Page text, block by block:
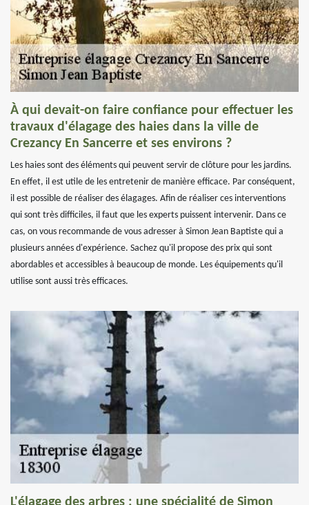
À qui devait-on faire confiance pour effectuer les
travaux d'élagage des haies dans la ville de
Crezancy En Sancerre et ses environs ?
Les haies sont des éléments qui peuvent servir de clôture pour les jardins.
En effet, il est utile de les entretenir de manière efficace. Par conséquent,
il est possible de réaliser des élagages. Afin de réaliser ces interventions
qui sont très difficiles, il faut que les experts puissent intervenir. Dans ce
cas, on vous recommande de vous adresser à Simon Jean Baptiste qui a
plusieurs années d'expérience. Sachez qu'il propose des prix qui sont
abordables et accessibles à beaucoup de monde. Les équipements qu'il
utilise sont aussi très efficaces.
L'élagage des arbres : une spécialité de Simon